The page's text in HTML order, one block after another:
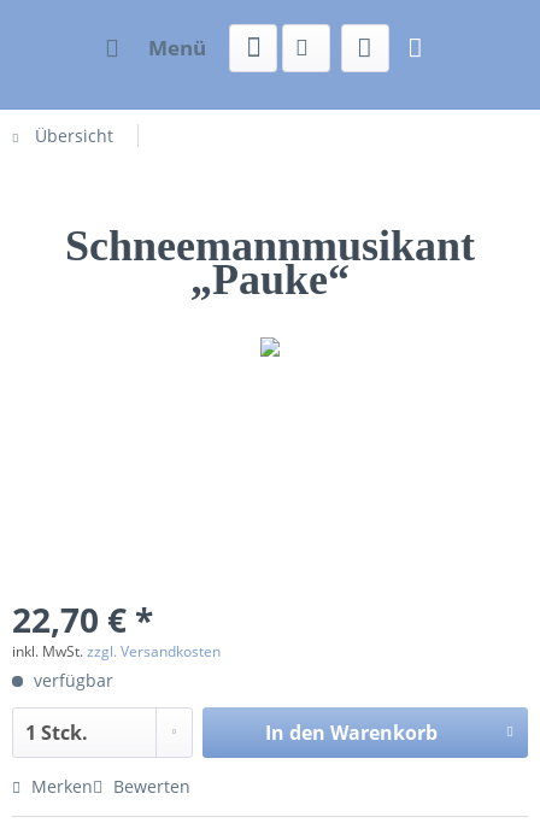
Menü
Übersicht
Schneemannmusikant
„Pauke“
22,70 € *
inkl. MwSt.zzgl. Versandkosten
verfügbar
In den Warenkorb
Merken Bewerten